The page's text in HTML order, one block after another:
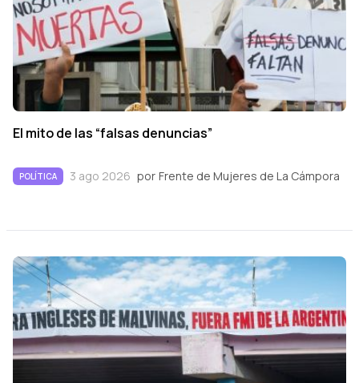
El mito de las “falsas denuncias”
POLÍTICA 3 ago 2026 por Frente de Mujeres de La Cámpora